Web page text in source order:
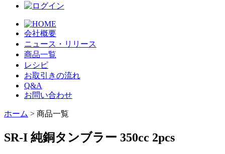
会社概要
ニュース・リリース
商品一覧
レシピ
お取引きの流れ
Q&A
お問い合わせ
ホーム > 商品一覧
SR-I 純銅タンブラー 350cc 2pcs